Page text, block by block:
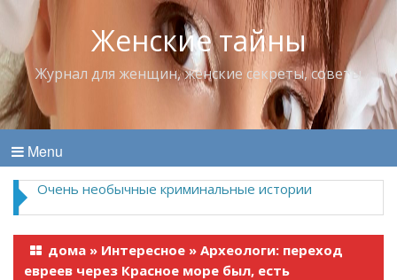
Женские тайны
Журнал для женщин, женские секреты, советы
Menu
Очень необычные криминальные истории
дома » Интересное » Археологи: переход
евреев через Красное море был, есть